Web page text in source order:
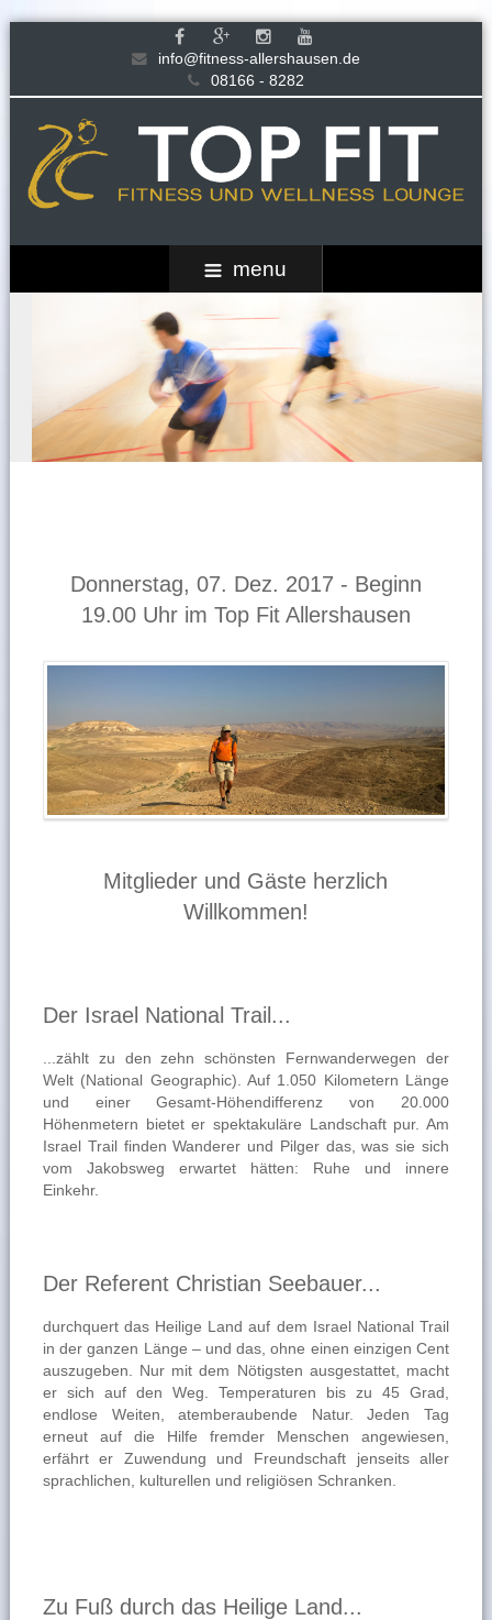
info@fitness-allershausen.de
08166 - 8282
menu
Donnerstag, 07. Dez. 2017 - Beginn
19.00 Uhr im Top Fit Allershausen
Mitglieder und Gäste herzlich
Willkommen!
Der Israel National Trail...
...zählt zu den zehn schönsten Fernwanderwegen der
Welt (National Geographic). Auf 1.050 Kilometern Länge
und einer Gesamt-Höhendifferenz von 20.000
Höhenmetern bietet er spektakuläre Landschaft pur. Am
Israel Trail finden Wanderer und Pilger das, was sie sich
vom Jakobsweg erwartet hätten: Ruhe und innere
Einkehr.
Der Referent Christian Seebauer...
durchquert das Heilige Land auf dem Israel National Trail
in der ganzen Länge – und das, ohne einen einzigen Cent
auszugeben. Nur mit dem Nötigsten ausgestattet, macht
er sich auf den Weg. Temperaturen bis zu 45 Grad,
endlose Weiten, atemberaubende Natur. Jeden Tag
erneut auf die Hilfe fremder Menschen angewiesen,
erfährt er Zuwendung und Freundschaft jenseits aller
sprachlichen, kulturellen und religiösen Schranken.
Zu Fuß durch das Heilige Land...